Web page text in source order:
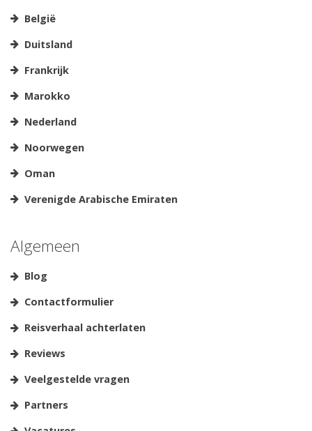
België
Duitsland
Frankrijk
Marokko
Nederland
Noorwegen
Oman
Verenigde Arabische Emiraten
Algemeen
Blog
Contactformulier
Reisverhaal achterlaten
Reviews
Veelgestelde vragen
Partners